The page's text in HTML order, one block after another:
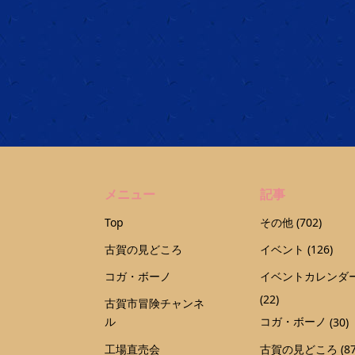
メニュー
Top
古賀の見どころ
コガ・ボーノ
古賀市冒険チャンネ
ル
工場直売会
記事
その他 (702)
イベント (126)
イベントカレンダ
(22)
コガ・ボーノ (30)
古賀の見どころ